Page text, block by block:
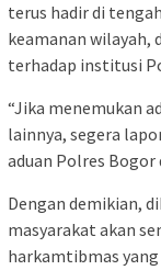
terus hadir di
keamanan wilayah,
terhadap institusi
“Jika menemukan
lainnya, segera
aduan Polres Bogor
Dengan demikian,
masyarakat akan
harkamtibmas yang